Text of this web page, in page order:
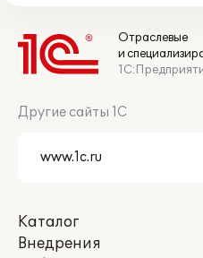
Отраслевые
и
Другие сайты 1С
Каталог
Внедрения